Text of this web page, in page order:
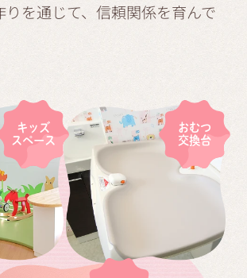
りを通じて、信頼関係を育んで
キッズ
スペース
おむつ
交換台